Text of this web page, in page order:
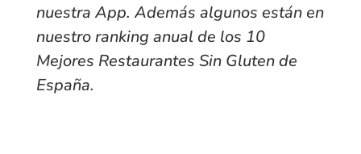
nuestra App. Además algunos están en
nuestro ranking anual de los 10
Mejores Restaurantes Sin Gluten de
España.